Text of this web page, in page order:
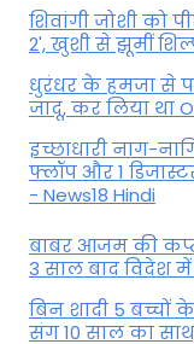
शिवांगी जोशी को
2', खुशी से झूमीं
धुरंधर के हमजा से
जादू, कर लिया था
इच्छाधारी नाग-
फ्लॉप और 1
- News18 Hindi
बाबर आजम की
3 साल बाद विदेश में
बिन शादी 5 बच्चों के
संग 10 साल का